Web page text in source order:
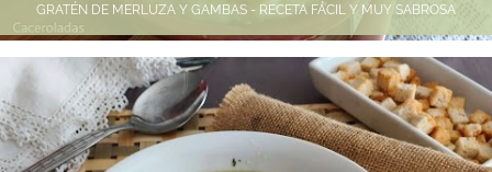
GRATÉN DE MERLUZA Y GAMBAS - RECETA FÁCIL Y MUY SABROSA